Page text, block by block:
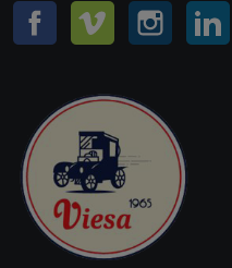
Facebook Vimeo